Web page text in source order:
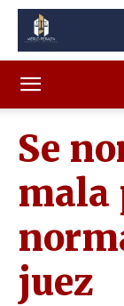
Se
mala
juez